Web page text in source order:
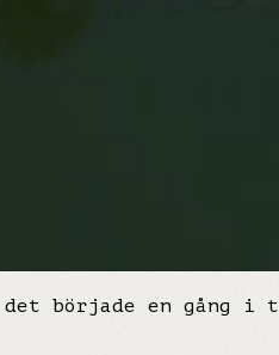
det började en gång i